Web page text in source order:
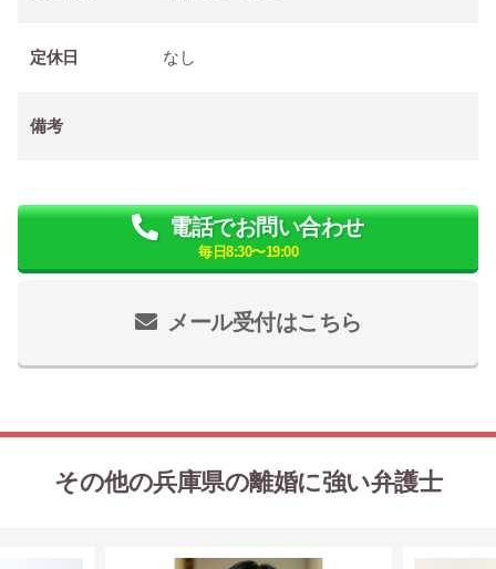
定休日 なし
備考
メール受付はこちら
電話でお問い合わせ
毎日8:30〜19:00
その他の兵庫県の離婚に強い弁護士